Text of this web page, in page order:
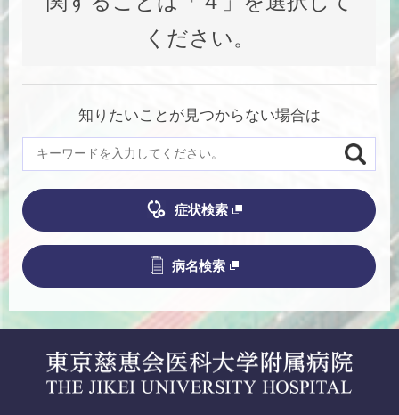
ください。
知りたいことが見つからない場合は
症状検索
病名検索